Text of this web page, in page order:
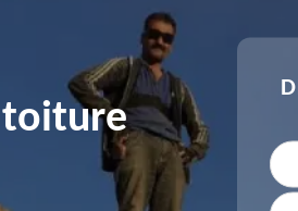
toiture